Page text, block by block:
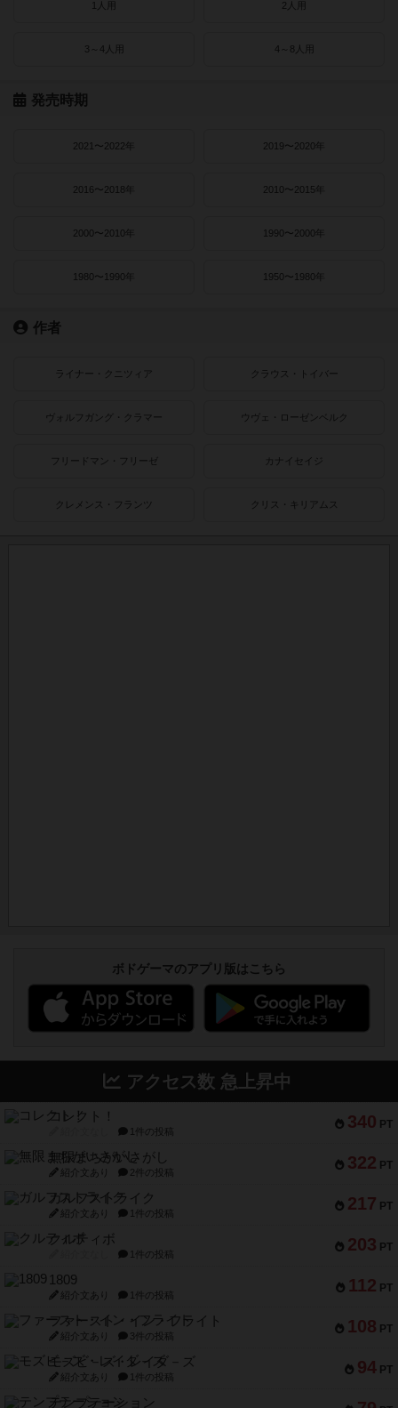
1人用 2人用
3～4人用 4～8人用
発売時期
2021〜2022年 2019〜2020年
2016〜2018年 2010〜2015年
2000〜2010年 1990〜2000年
1980〜1990年 1950〜1980年
作者
ライナー・クニツィア クラウス・トイバー
ヴォルフガング・クラマー ウヴェ・ローゼンベルク
フリードマン・フリーゼ カナイセイジ
クレメンス・フランツ クリス・キリアムス
ボドゲーマのアプリ版はこちら
アクセス数 急上昇中
340 PT
コレクト！
1件の投稿
322 PT
無限まちがいさがし
紹介文あり 2件の投稿
217 PT
ガルフストライク
紹介文あり 1件の投稿
203 PT
クルティボ
1件の投稿
112 PT
1809
紹介文あり 1件の投稿
108 PT
ファースト・イン・フライト
紹介文あり 3件の投稿
94 PT
モズビ－ズ・レイダ－ズ
紹介文あり 1件の投稿
テンプテーション